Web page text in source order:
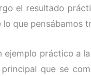
el resultado
lo que pensábamos
ejemplo práctico a
que se